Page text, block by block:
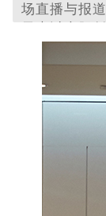
场直播与报
球控制等元
导生活也要